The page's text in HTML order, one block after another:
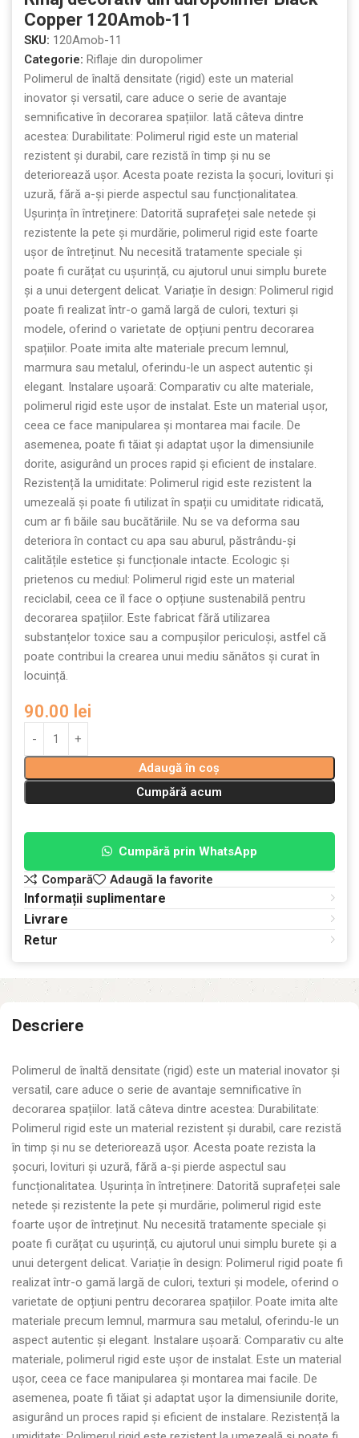
Copper 120Amob-11
SKU: 120Amob-11
Categorie: Riflaje din duropolimer
Polimerul de înaltă densitate (rigid) este un material
inovator și versatil, care aduce o serie de avantaje
semnificative în decorarea spațiilor. Iată câteva dintre
acestea: Durabilitate: Polimerul rigid este un material
rezistent și durabil, care rezistă în timp și nu se
deteriorează ușor. Acesta poate rezista la șocuri, lovituri și
uzură, fără a-și pierde aspectul sau funcționalitatea.
Ușurința în întreținere: Datorită suprafeței sale netede și
rezistente la pete și murdărie, polimerul rigid este foarte
ușor de întreținut. Nu necesită tratamente speciale și
poate fi curățat cu ușurință, cu ajutorul unui simplu burete
și a unui detergent delicat. Variație în design: Polimerul rigid
poate fi realizat într-o gamă largă de culori, texturi și
modele, oferind o varietate de opțiuni pentru decorarea
spațiilor. Poate imita alte materiale precum lemnul,
marmura sau metalul, oferindu-le un aspect autentic și
elegant. Instalare ușoară: Comparativ cu alte materiale,
polimerul rigid este ușor de instalat. Este un material ușor,
ceea ce face manipularea și montarea mai facile. De
asemenea, poate fi tăiat și adaptat ușor la dimensiunile
dorite, asigurând un proces rapid și eficient de instalare.
Rezistență la umiditate: Polimerul rigid este rezistent la
umezeală și poate fi utilizat în spații cu umiditate ridicată,
cum ar fi băile sau bucătăriile. Nu se va deforma sau
deteriora în contact cu apa sau aburul, păstrându-și
calitățile estetice și funcționale intacte. Ecologic și
prietenos cu mediul: Polimerul rigid este un material
reciclabil, ceea ce îl face o opțiune sustenabilă pentru
decorarea spațiilor. Este fabricat fără utilizarea
substanțelor toxice sau a compușilor periculoși, astfel că
poate contribui la crearea unui mediu sănătos și curat în
locuință.
90.00 lei
Adaugă în coș
Cumpără acum
Cumpără prin WhatsApp
Compară
Adaugă la favorite
Informații suplimentare
Livrare
Retur
Descriere
Polimerul de înaltă densitate (rigid) este un material inovator și
versatil, care aduce o serie de avantaje semnificative în
decorarea spațiilor. Iată câteva dintre acestea: Durabilitate:
Polimerul rigid este un material rezistent și durabil, care rezistă
în timp și nu se deteriorează ușor. Acesta poate rezista la
șocuri, lovituri și uzură, fără a-și pierde aspectul sau
funcționalitatea. Ușurința în întreținere: Datorită suprafeței sale
netede și rezistente la pete și murdărie, polimerul rigid este
foarte ușor de întreținut. Nu necesită tratamente speciale și
poate fi curățat cu ușurință, cu ajutorul unui simplu burete și a
unui detergent delicat. Variație în design: Polimerul rigid poate fi
realizat într-o gamă largă de culori, texturi și modele, oferind o
varietate de opțiuni pentru decorarea spațiilor. Poate imita alte
materiale precum lemnul, marmura sau metalul, oferindu-le un
aspect autentic și elegant. Instalare ușoară: Comparativ cu alte
materiale, polimerul rigid este ușor de instalat. Este un material
ușor, ceea ce face manipularea și montarea mai facile. De
asemenea, poate fi tăiat și adaptat ușor la dimensiunile dorite,
asigurând un proces rapid și eficient de instalare. Rezistență la